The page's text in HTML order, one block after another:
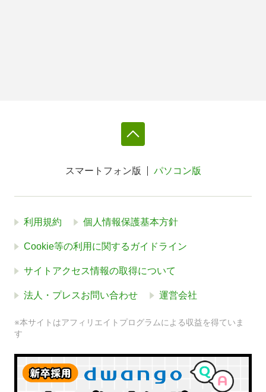
スマートフォン版 パソコン版
利用規約 個人情報保護基本方針
Cookie等の利用に関するガイドライン
サイトアクセス情報の取得について
法人・プレスお問い合わせ 運営会社
※本サイトはアフィリエイトプログラムによる収益を得ていま
す